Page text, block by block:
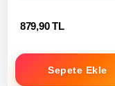
879,90 TL
Sepete Ekle